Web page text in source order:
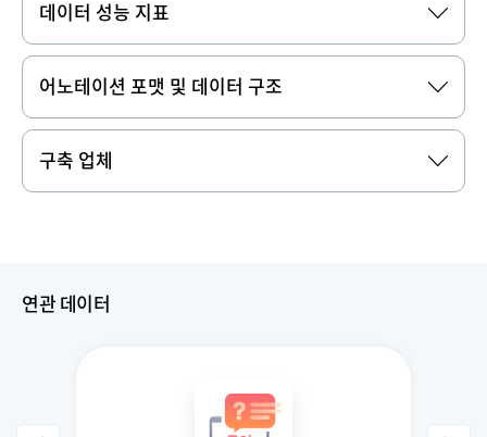
데이터 성능 지표
어노테이션 포맷 및 데이터 구조
구축 업체
연관 데이터